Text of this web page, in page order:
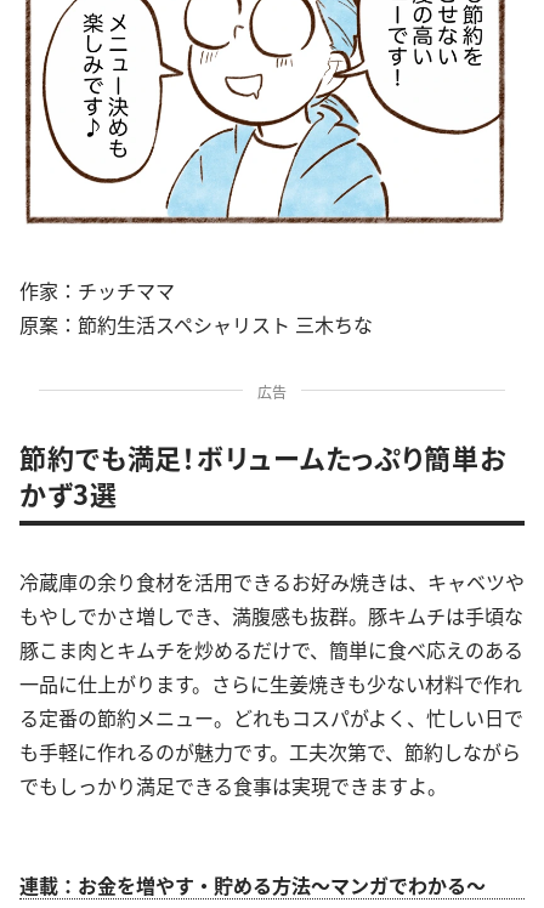
作家：チッチママ
原案：節約生活スペシャリスト 三木ちな
広告
節約でも満足！ボリュームたっぷり簡単お
かず3選
冷蔵庫の余り食材を活用できるお好み焼きは、キャベツや
もやしでかさ増しでき、満腹感も抜群。豚キムチは手頃な
豚こま肉とキムチを炒めるだけで、簡単に食べ応えのある
一品に仕上がります。さらに生姜焼きも少ない材料で作れ
る定番の節約メニュー。どれもコスパがよく、忙しい日で
も手軽に作れるのが魅力です。工夫次第で、節約しながら
でもしっかり満足できる食事は実現できますよ。
連載：お金を増やす・貯める方法～マンガでわかる～